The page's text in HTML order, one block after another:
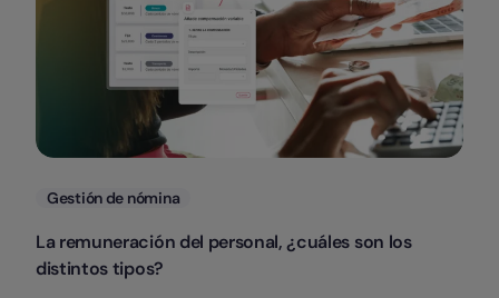
Categorias
Gestión de nómina
La remuneración del personal, ¿cuáles son los
distintos tipos?